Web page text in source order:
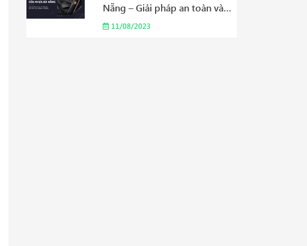
Nẵng – Giải pháp an toàn và
tiện ích phù hợp cho gia đình
11/08/2023